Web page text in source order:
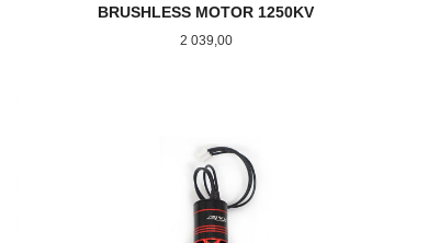
BRUSHLESS MOTOR 1250KV
Pris
2 039,00